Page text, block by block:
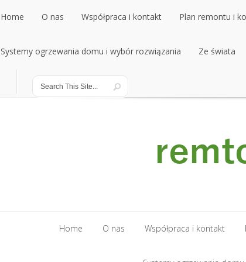
Home
Home
O nas
O nas
Współpraca i kontakt
Współpraca i kontakt
Plan remontu i
Plan remontu i
Systemy ogrzewania domu i wybór rozwiązania
Systemy ogrzewania domu i wybór rozwiązania
Ze świata
Home O nas Współpraca i kontakt